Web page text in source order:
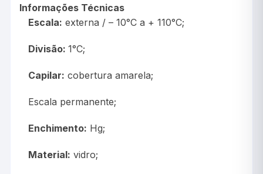
Informações Técnicas
Escala: externa / – 10°C a + 110°C;
Divisão:1°C;
Capilar: cobertura amarela;
Escala permanente;
Enchimento: Hg;
Material: vidro;